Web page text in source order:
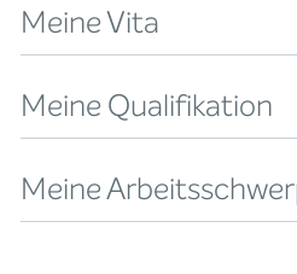
Meine Vita
Meine Qualifikation
Meine